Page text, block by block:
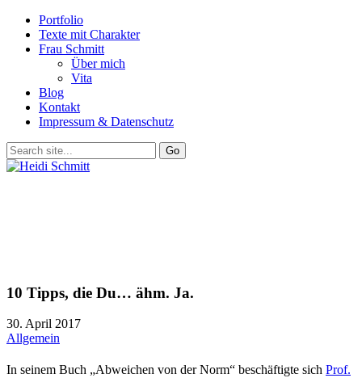
Portfolio
Texte mit Charakter
Frau Schmitt
Über mich
Vita
Blog
Kontakt
Impressum & Datenschutz
10 Tipps, die Du… ähm. Ja.
30. April 2017
Allgemein
In seinem Buch „Abweichen von der Norm“ beschäftigte sich Prof.